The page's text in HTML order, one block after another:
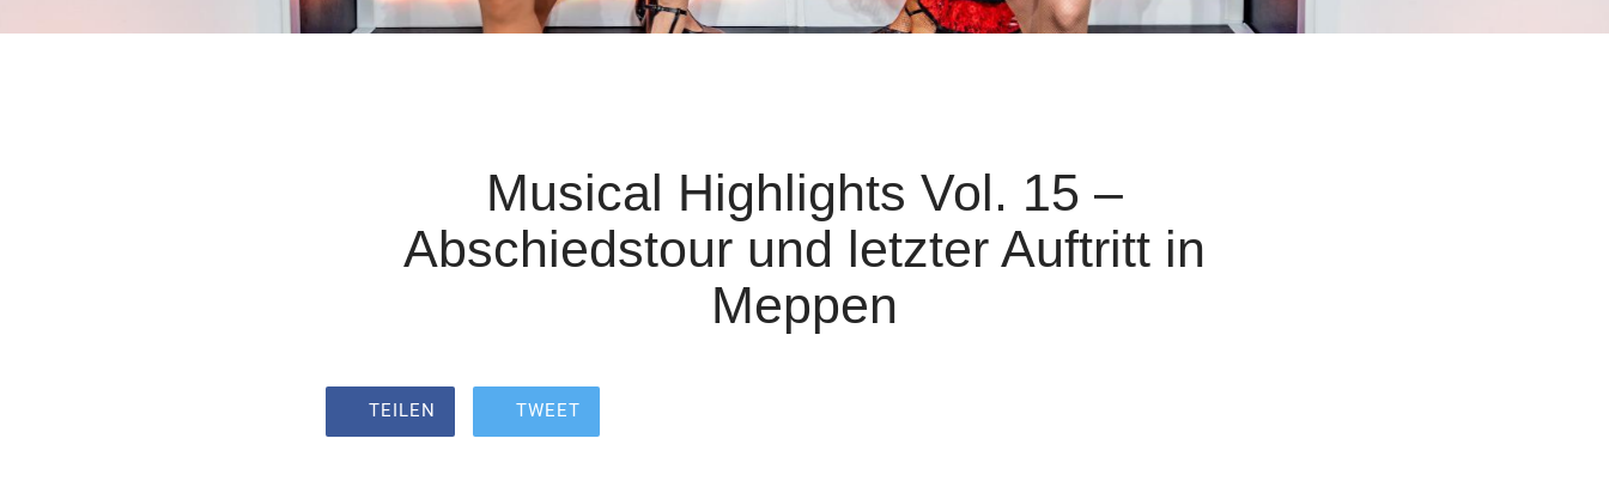
Musical Highlights Vol. 15 –
Abschiedstour und letzter Auftritt in
Meppen
TEILEN TWEET